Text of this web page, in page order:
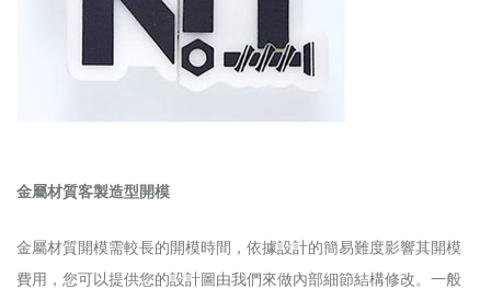
金屬材質客製造型開模
金屬材質開模需較長的開模時間，依據設計的簡易難度影響其開模
費用，您可以提供您的設計圖由我們來做內部細節結構修改。一般